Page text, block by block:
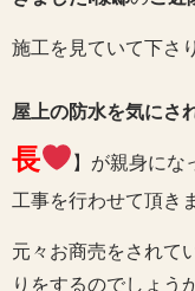
施工を見ていて下さ
屋上の防水を気にさ
長
】が親身にな
工事を行わせて頂き
元々お商売をされて
りをするのでしょう